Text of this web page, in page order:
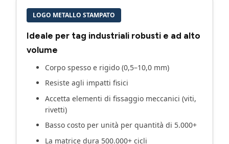
LOGO METALLO STAMPATO
Ideale per tag industriali robusti e ad alto
volume
Corpo spesso e rigido (0,5–10,0 mm)
Resiste agli impatti fisici
Accetta elementi di fissaggio meccanici (viti,
rivetti)
Basso costo per unità per quantità di 5.000+
La matrice dura 500.000+ cicli